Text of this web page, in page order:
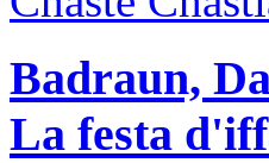
Badraun,
La festa